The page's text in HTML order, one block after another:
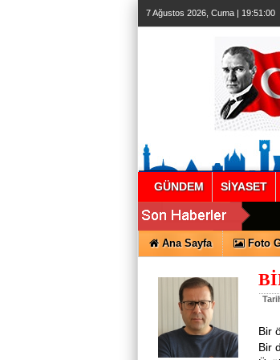
7 Ağustos 2026, Cuma | 19:51:00
GÜNDEM SİYASET
Ana Sayfa Foto
Bir
Bir